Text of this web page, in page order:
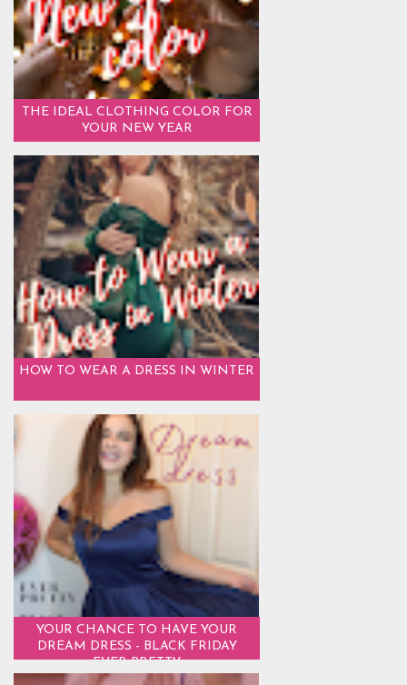
THE IDEAL CLOTHING COLOR FOR
YOUR NEW YEAR
HOW TO WEAR A DRESS IN WINTER
YOUR CHANCE TO HAVE YOUR
DREAM DRESS - BLACK FRIDAY
EVER PRETTY